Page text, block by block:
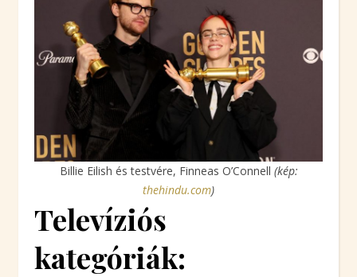
Billie Eilish és testvére, Finneas O’Connell (kép:
thehindu.com)
Televíziós
kategóriák: